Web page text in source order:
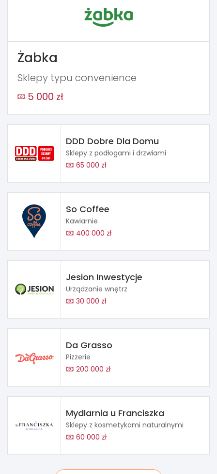
Żabka
Sklepy typu convenience
5 000 zł
DDD Dobre Dla Domu
Sklepy z podłogami i drzwiami
65 000 zł
So Coffee
Kawiarnie
400 000 zł
Jesion Inwestycje
Urządzanie wnętrz
30 000 zł
Da Grasso
Pizzerie
200 000 zł
Mydlarnia u Franciszka
Sklepy z kosmetykami naturalnymi
60 000 zł